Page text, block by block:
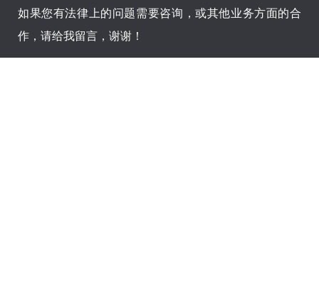
如果您有法律上的问题需要咨询，或其他业务方面的合
作，请给我留言，谢谢！